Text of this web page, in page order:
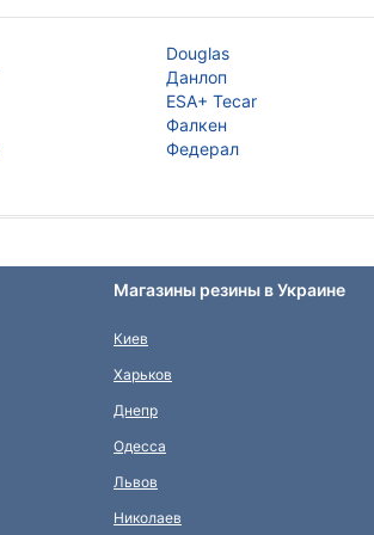
Douglas
Данлоп
ESA+ Tecar
Фалкен
Федерал
Магазины резины в Украине
Киев
Харьков
Днепр
Одесса
Львов
Николаев